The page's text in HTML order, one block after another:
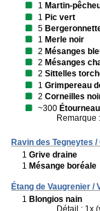
1 Martin-
1 Pic vert
5
1 Merle noir
2 Mésanges
2 Mésanges
2 Sittelles
1 Grimpereau
2 Corneilles
~300
Remarque :
Ravin des Tegneytes
1 Grive draine
1 Mésange boréale
Étang de Vaugrenier /
1 Blongios nain
Détail : 1x